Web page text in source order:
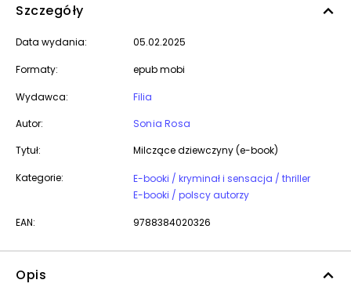
Szczegóły
Data wydania: 05.02.2025
Formaty: epub mobi
Wydawca:
Filia
Autor:
Sonia Rosa
Tytuł:
Milczące dziewczyny (e-book)
Kategorie:
E-booki / kryminał i sensacja / thriller
E-booki / polscy autorzy
EAN: 9788384020326
Opis